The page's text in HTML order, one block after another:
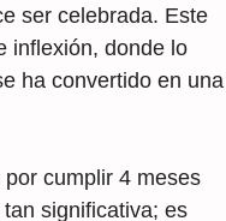
ser celebrada. Este
inflexión, donde lo
ha convertido en una
cumplir 4 meses
significativa; es